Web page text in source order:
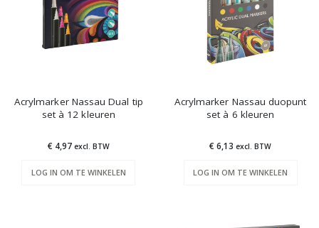
Acrylmarker Nassau Dual tip
set à 12 kleuren
€ 4,97 excl. BTW
LOG IN OM TE WINKELEN
Acrylmarker Nassau duopunt
set à 6 kleuren
€ 6,13excl. BTW
LOG IN OM TE WINKELEN